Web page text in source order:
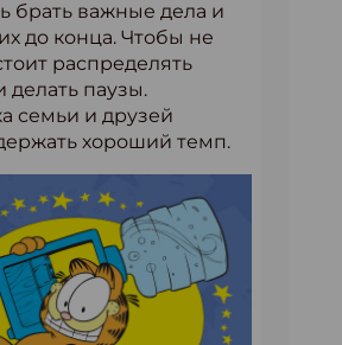
брать важные дела и
до конца. Чтобы не
распределять
делать паузы.
семьи и друзей
хороший темп.